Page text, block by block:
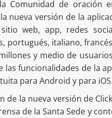
Comunidad de oración
nueva versión de la
web, app, redes
portugués, italiano,
y medio de
las funcionalidades de la
para Android y para iOS.
de la nueva versión de
de la Santa Sede y